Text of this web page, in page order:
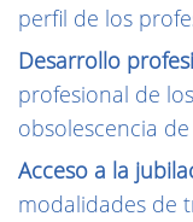
perfil de los
Desarrollo
profesional de
obsolescencia
Acceso a la
modalidades de